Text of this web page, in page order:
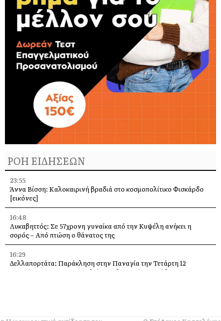
ΡΟΗ ΕΙΔΗΣΕΩΝ
23:55
Άννα Βίσση: Καλοκαιρινή βραδιά στο κοσμοπολίτικο Φισκάρδο
[εικόνες]
16:48
Λυκαβηττός: Σε 57χρονη γυναίκα από την Κυψέλη ανήκει η
σορός – Από πτώση ο θάνατος της
16:29
Δελλαπορτάτα: Παράκληση στην Παναγία την Τετάρτη 12
Αυγούστου –Θα προσφερθεί παραδοσιακή ριγανάδα